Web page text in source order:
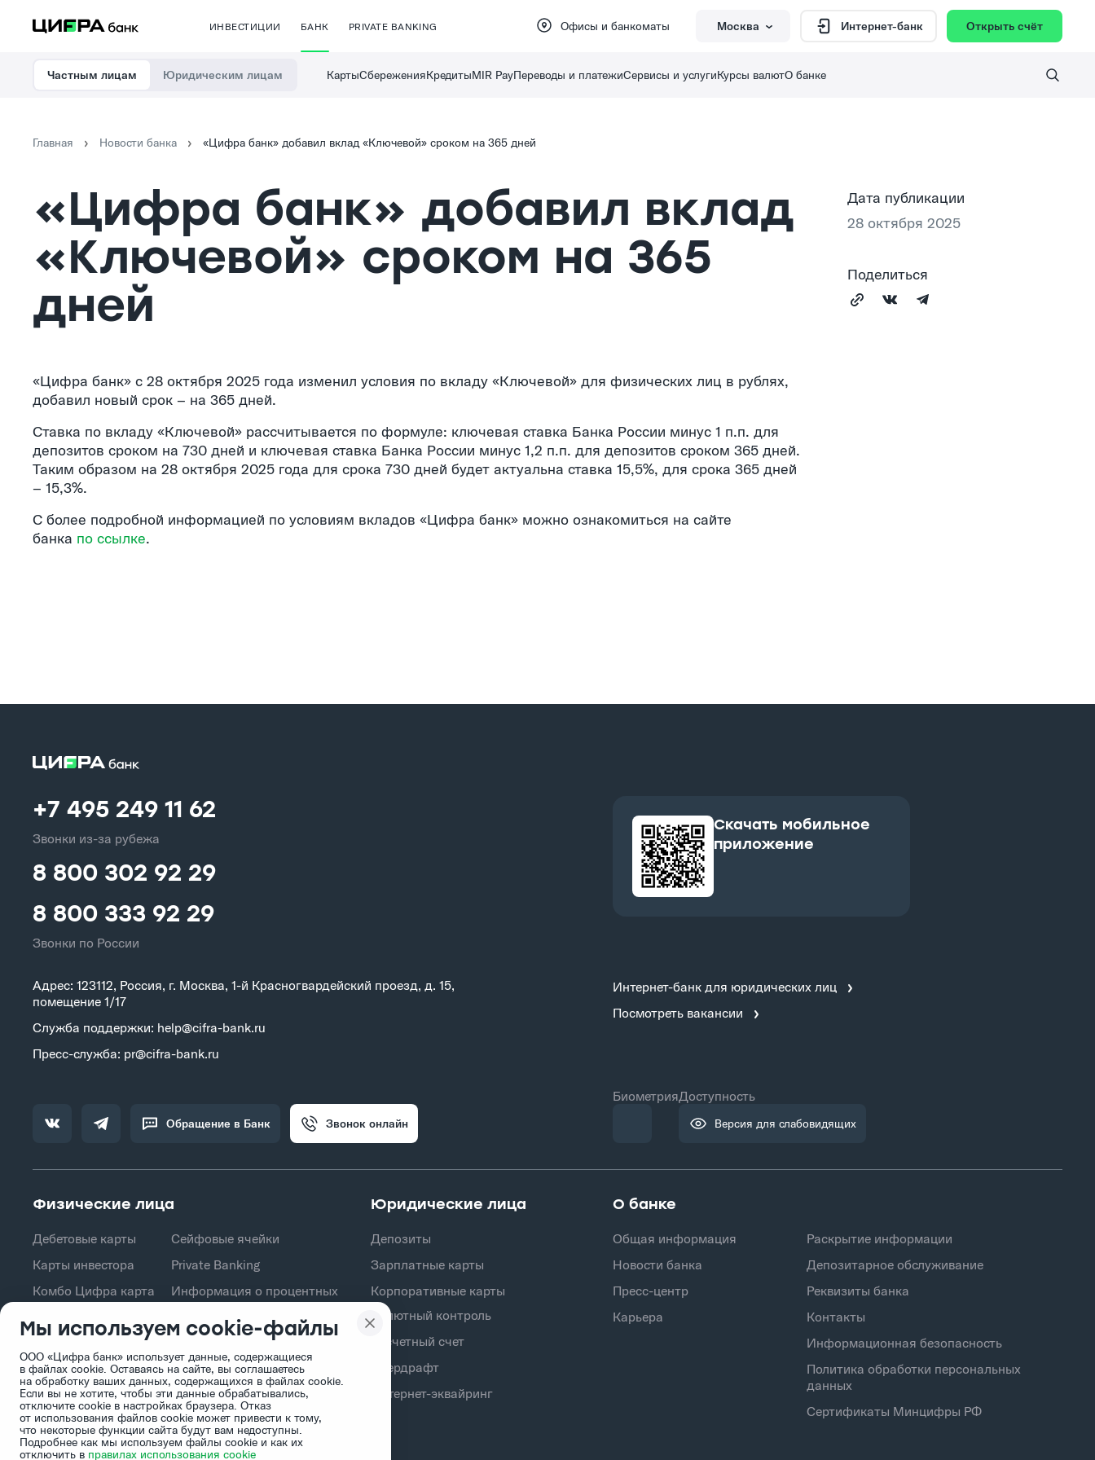
ИНВЕСТИЦИИ БАНК PRIVATE BANKING Офисы и банкоматы Москва Интернет-банк Открыть счёт
Частным лицам Юридическим лицам КартыСбереженияКредитыMIR PayПереводы и платежиСервисы и услугиКурсы валютО банке
Мы используем cookie-файлы
ООО «Цифра банк» использует данные, содержащиеся
в файлах cookie. Оставаясь на сайте, вы соглашаетесь
на обработку ваших данных, содержащихся в файлах cookie.
Если вы не хотите, чтобы эти данные обрабатывались,
отключите cookie в настройках браузера. Отказ
от использования файлов cookie может привести к тому,
что некоторые функции cайта будут вам недоступны.
Подробнее как мы используем файлы cookie и как их
отключить в правилах использования cookie
Главная Новости банка «Цифра банк» добавил вклад «Ключевой» сроком на 365 дней
«Цифра банк» добавил вклад
«Ключевой» сроком на 365
дней
«Цифра банк» с 28 октября 2025 года изменил условия по вкладу «Ключевой» для физических лиц в рублях,
добавил новый срок – на 365 дней.
Ставка по вкладу «Ключевой» рассчитывается по формуле: ключевая ставка Банка России минус 1 п.п. для
депозитов сроком на 730 дней и ключевая ставка Банка России минус 1,2 п.п. для депозитов сроком 365 дней.
Таким образом на 28 октября 2025 года для срока 730 дней будет актуальна ставка 15,5%, для срока 365 дней
– 15,3%.
С более подробной информацией по условиям вкладов «Цифра банк» можно ознакомиться на сайте
банка по ссылке.
Дата публикации
28 октября 2025
Поделиться
+7 495 249 11 62
Звонки из-за рубежа
8 800 302 92 29
8 800 333 92 29
Звонки по России
Cкачать мобильное
приложение
Адрес: 123112, Россия, г. Москва, 1-й Красногвардейский проезд, д. 15,
помещение 1/17
Служба поддержки: help@cifra-bank.ru
Пресс-служба: pr@cifra-bank.ru
Интернет-банк для юридических лиц
Посмотреть вакансии
Обращение в Банк Звонок онлайн
БиометрияДоступность
Версия для слабовидящих
Физические лица
Дебетовые карты
Карты инвестора
Комбо Цифра карта
Сбережения
Сейфовые ячейки
Private Banking
Информация о процентных
ставках по договорам
банковского вклада
с физическими лицами
Юридические лица
Депозиты
Зарплатные карты
Корпоративные карты
Валютный контроль
Расчетный счет
Овердрафт
Интернет-эквайринг
О банке
Общая информация
Новости банка
Пресс-центр
Карьера
Раскрытие информации
Депозитарное обслуживание
Реквизиты банка
Контакты
Информационная безопасность
Политика обработки персональных
данных
Сертификаты Минцифры РФ